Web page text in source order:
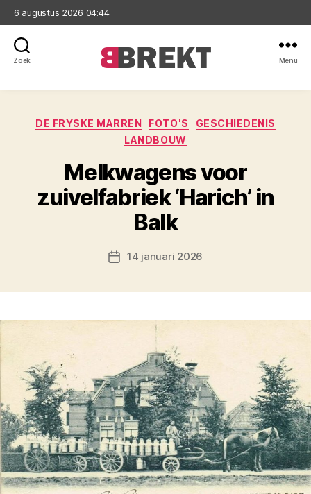
6 augustus 2026 04:44
Zoek Menu
Categorieën
DE FRYSKE MARREN FOTO'S
GESCHIEDENIS
LANDBOUW
Melkwagens voor
zuivelfabriek ‘Harich’ in
Balk
Berichtdatum
14 januari 2026